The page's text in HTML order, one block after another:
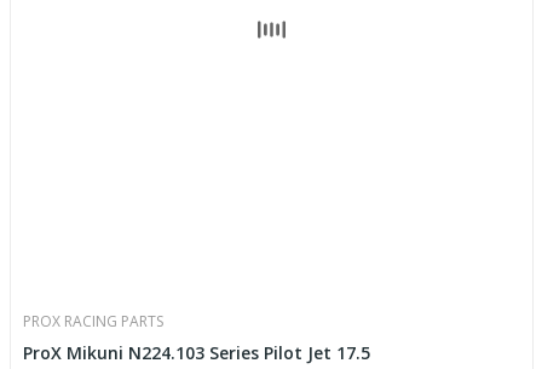
PROX RACING PARTS
ProX Mikuni N224.103 Series Pilot Jet 17.5